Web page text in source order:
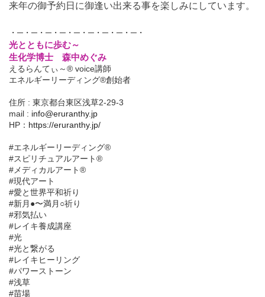
来年の御予約日に御逢い出来る事を楽しみにしています。
・─・─・─・─・─・─・─・─・─・
光とともに歩む～
生化学博士 森中めぐみ
えるらんてぃ～® voice講師
エネルギーリーディング®創始者
住所 : 東京都台東区浅草2-29-3
mail : info@eruranthy.jp
HP： https://eruranthy.jp/
#エネルギーリーディング®︎
#スピリチュアルアート®︎
#メディカルアート®︎
#現代アート
#愛と世界平和祈り
#新月●〜満月○祈り
#邪気払い
#レイキ養成講座
#光
#光と繋がる
#レイキヒーリング
#パワーストーン
#浅草
#苗場